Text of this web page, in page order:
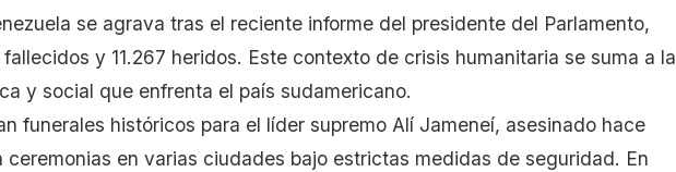
se agrava tras el reciente informe del presidente del Parlamento,
y 11.267 heridos. Este contexto de crisis humanitaria se suma a la
y social que enfrenta el país sudamericano.
funerales históricos para el líder supremo Alí Jameneí, asesinado hace
ceremonias en varias ciudades bajo estrictas medidas de seguridad. En